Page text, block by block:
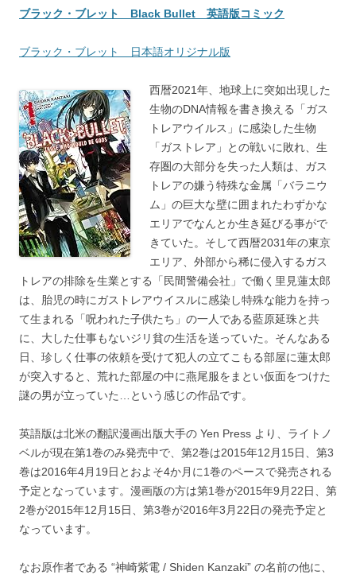
ブラック・ブレット Black Bullet 英語版コミック
ブラック・ブレット 日本語オリジナル版
西暦2021年、地球上に突如出現した
生物のDNA情報を書き換える「ガス
トレアウイルス」に感染した生物
「ガストレア」との戦いに敗れ、生
存圏の大部分を失った人類は、ガス
トレアの嫌う特殊な金属「バラニウ
ム」の巨大な壁に囲まれたわずかな
エリアでなんとか生き延びる事がで
きていた。そして西暦2031年の東京
エリア、外部から稀に侵入するガス
トレアの排除を生業とする「民間警備会社」で働く里見蓮太郎
は、胎児の時にガストレアウイスルに感染し特殊な能力を持っ
て生まれる「呪われた子供たち」の一人である藍原延珠と共
に、大した仕事もないジリ貧の生活を送っていた。そんなある
日、珍しく仕事の依頼を受けて犯人の立てこもる部屋に蓮太郎
が突入すると、荒れた部屋の中に燕尾服をまとい仮面をつけた
謎の男が立っていた…という感じの作品です。
英語版は北米の翻訳漫画出版大手の Yen Press より、ライトノ
ベルが現在第1巻のみ発売中で、第2巻は2015年12月15日、第3
巻は2016年4月19日とおよそ4か月に1巻のペースで発売される
予定となっています。漫画版の方は第1巻が2015年9月22日、第
2巻が2015年12月15日、第3巻が2016年3月22日の発売予定と
なっています。
なお原作者である “神崎紫電 / Shiden Kanzaki” の名前の他に、